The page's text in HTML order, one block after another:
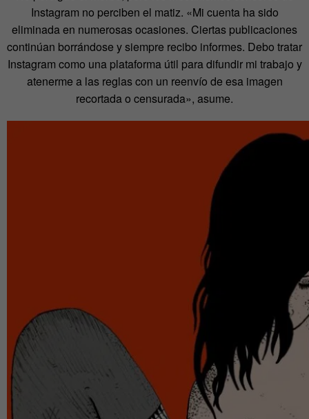
Instagram no perciben el matiz. «Mi cuenta ha sido
eliminada en numerosas ocasiones. Ciertas publicaciones
continúan borrándose y siempre recibo informes. Debo tratar
Instagram como una plataforma útil para difundir mi trabajo y
atenerme a las reglas con un reenvío de esa imagen
recortada o censurada», asume.